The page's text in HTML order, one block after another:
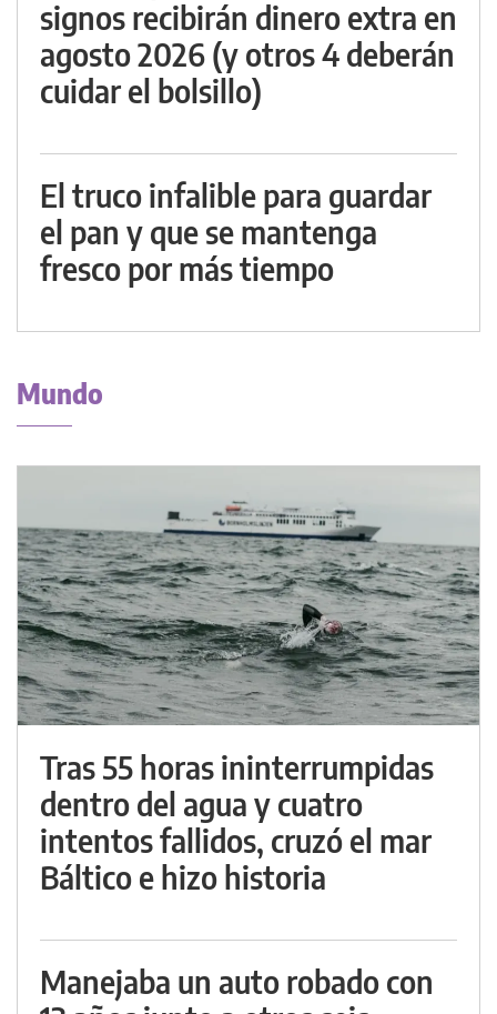
signos recibirán dinero extra en
agosto 2026 (y otros 4 deberán
cuidar el bolsillo)
El truco infalible para guardar
el pan y que se mantenga
fresco por más tiempo
Mundo
Tras 55 horas ininterrumpidas
dentro del agua y cuatro
intentos fallidos, cruzó el mar
Báltico e hizo historia
Manejaba un auto robado con